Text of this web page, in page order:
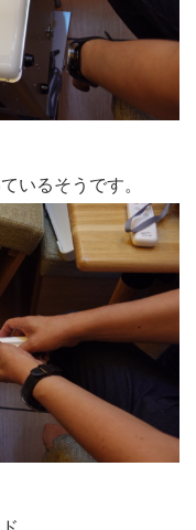
いるそうです。